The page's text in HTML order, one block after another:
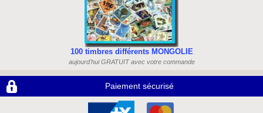
100 timbres différents MONGOLIE
aujourd'hui GRATUIT avec votre commande
Paiement sécurisé